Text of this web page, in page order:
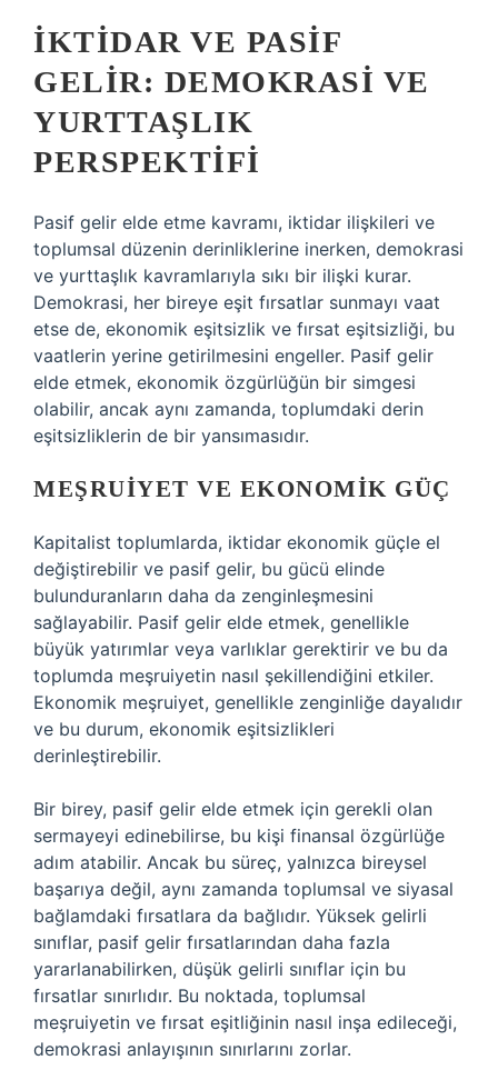
İKTIDAR VE PASIF
GELIR: DEMOKRASI VE
YURTTAŞLIK
PERSPEKTIFI
Pasif gelir elde etme kavramı, iktidar ilişkileri ve
toplumsal düzenin derinliklerine inerken, demokrasi
ve yurttaşlık kavramlarıyla sıkı bir ilişki kurar.
Demokrasi, her bireye eşit fırsatlar sunmayı vaat
etse de, ekonomik eşitsizlik ve fırsat eşitsizliği, bu
vaatlerin yerine getirilmesini engeller. Pasif gelir
elde etmek, ekonomik özgürlüğün bir simgesi
olabilir, ancak aynı zamanda, toplumdaki derin
eşitsizliklerin de bir yansımasıdır.
MEŞRUIYET VE EKONOMIK GÜÇ
Kapitalist toplumlarda, iktidar ekonomik güçle el
değiştirebilir ve pasif gelir, bu gücü elinde
bulunduranların daha da zenginleşmesini
sağlayabilir. Pasif gelir elde etmek, genellikle
büyük yatırımlar veya varlıklar gerektirir ve bu da
toplumda meşruiyetin nasıl şekillendiğini etkiler.
Ekonomik meşruiyet, genellikle zenginliğe dayalıdır
ve bu durum, ekonomik eşitsizlikleri
derinleştirebilir.
Bir birey, pasif gelir elde etmek için gerekli olan
sermayeyi edinebilirse, bu kişi finansal özgürlüğe
adım atabilir. Ancak bu süreç, yalnızca bireysel
başarıya değil, aynı zamanda toplumsal ve siyasal
bağlamdaki fırsatlara da bağlıdır. Yüksek gelirli
sınıflar, pasif gelir fırsatlarından daha fazla
yararlanabilirken, düşük gelirli sınıflar için bu
fırsatlar sınırlıdır. Bu noktada, toplumsal
meşruiyetin ve fırsat eşitliğinin nasıl inşa edileceği,
demokrasi anlayışının sınırlarını zorlar.